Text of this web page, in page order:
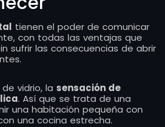
tienen el poder de comunicar
con todas las ventajas que
sufrir las consecuencias de abrir
vidrio, la sensación de
. Así que se trata de una
una habitación pequeña con
una cocina estrecha.